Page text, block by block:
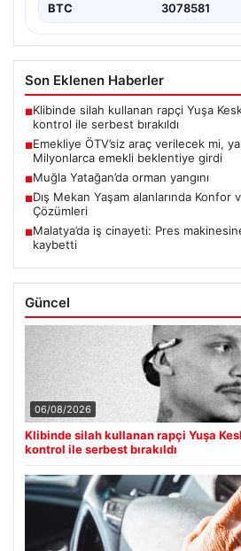
BTC 3078581
Son Eklenen Haberler
■Klibinde silah kullanan rapçi Yuşa
kontrol ile serbest bırakıldı
■Emekliye ÖTV’siz araç verilecek mi,
Milyonlarca emekli beklentiye girdi
■Muğla Yatağan’da orman yangını
■Dış Mekan Yaşam alanlarında Konfor
Çözümleri
■Malatya’da iş cinayeti: Pres
kaybetti
Güncel
06/08/2026
Klibinde silah kullanan rapçi Yuşa
kontrol ile serbest bırakıldı